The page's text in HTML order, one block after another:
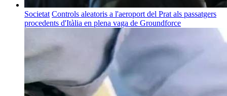
Societat Controls aleatoris a l'aeroport del Prat als passatgers
procedents d'Itàlia en plena vaga de Groundforce